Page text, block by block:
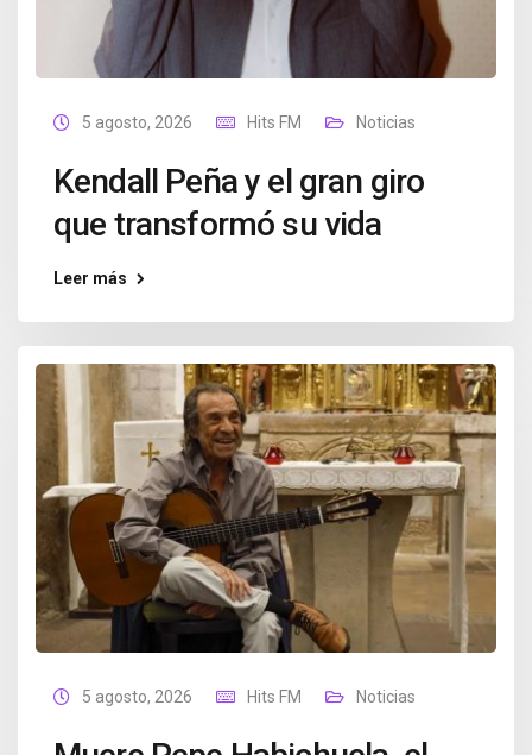
5 agosto, 2026 Hits FM Noticias
Kendall Peña y el gran giro
que transformó su vida
Leer más
5 agosto, 2026 Hits FM Noticias